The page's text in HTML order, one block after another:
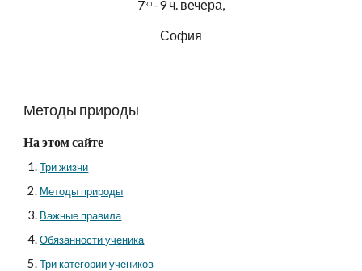
730 –9 ч. вечера,
София
Методы природы
На этом сайте
Три жизни
Методы природы
Важные правила
Обязанности ученика
Три категории учеников